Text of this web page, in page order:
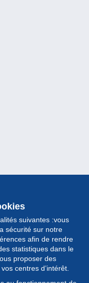
suivantes :vous
sécurité sur notre
afin de rendre
statistiques dans le
proposer des
centres d’intérêt.